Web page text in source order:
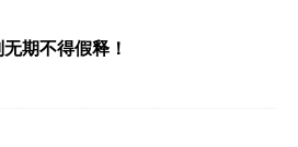
期不得假释！